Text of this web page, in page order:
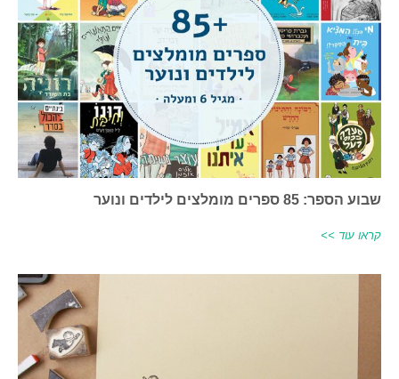
שבוע הספר: 85 ספרים מומלצים לילדים ונוער
קראו עוד >>